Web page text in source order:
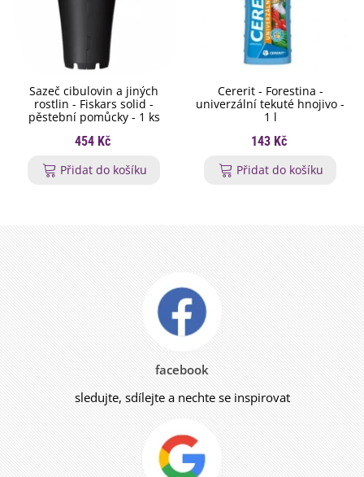
Sazeč cibulovin a jiných
rostlin - Fiskars solid -
pěstební pomůcky - 1 ks
454 Kč
Přidat do košíku
Cererit - Forestina -
univerzální tekuté hnojivo -
1 l
143 Kč
Přidat do košíku
facebook
sledujte, sdílejte a nechte se inspirovat